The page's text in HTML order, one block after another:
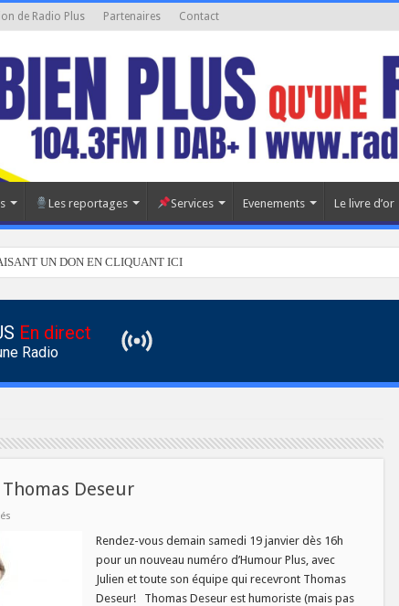
de Radio Plus Partenaires Contact
Les reportages Services Evenements Le livre d’or
UN DON EN CLIQUANT ICI
En direct
Radio
Deseur
sur
Rendez-vous demain samedi 19 janvier dès 16h
pour un nouveau numéro d’Humour Plus, avec
Julien et toute son équipe qui recevront Thomas
Deseur! Thomas Deseur est humoriste (mais pas